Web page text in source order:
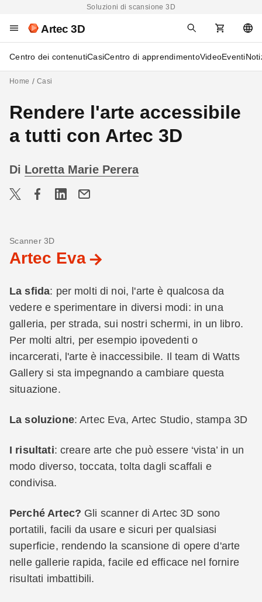
Soluzioni di scansione 3D
Artec 3D
Centro dei contenutiCasiCentro di apprendimentoVideoEventi
Home Casi
Rendere l'arte accessibile
a tutti con Artec 3D
Di Loretta Marie Perera
Scanner 3D
Artec Eva
La sfida: per molti di noi, l'arte è qualcosa da
vedere e sperimentare in diversi modi: in una
galleria, per strada, sui nostri schermi, in un libro.
Per molti altri, per esempio ipovedenti o
incarcerati, l'arte è inaccessibile. Il team di Watts
Gallery si sta impegnando a cambiare questa
situazione.
La soluzione: Artec Eva, Artec Studio, stampa 3D
I risultati: creare arte che può essere ‘vista’ in un
modo diverso, toccata, tolta dagli scaffali e
condivisa.
Perché Artec? Gli scanner di Artec 3D sono
portatili, facili da usare e sicuri per qualsiasi
superficie, rendendo la scansione di opere d'arte
nelle gallerie rapida, facile ed efficace nel fornire
risultati imbattibili.